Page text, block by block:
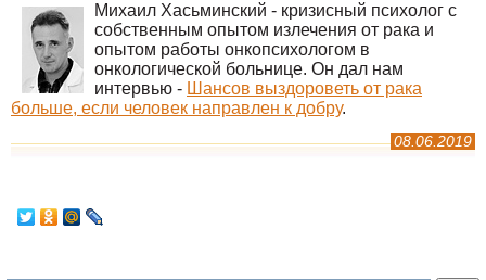
Михаил Хасьминский - кризисный психолог с
собственным опытом излечения от рака и
опытом работы онкопсихологом в
онкологической больнице. Он дал нам
интервью - Шансов выздороветь от рака
больше, если человек направлен к добру.
08.06.2019